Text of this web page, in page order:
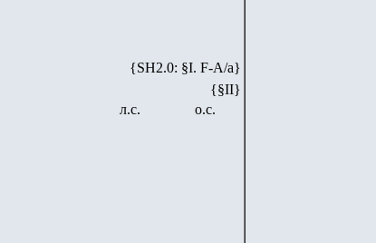
{SH2.0: §I. F-А/а}
{§II}
л.с. о.с.